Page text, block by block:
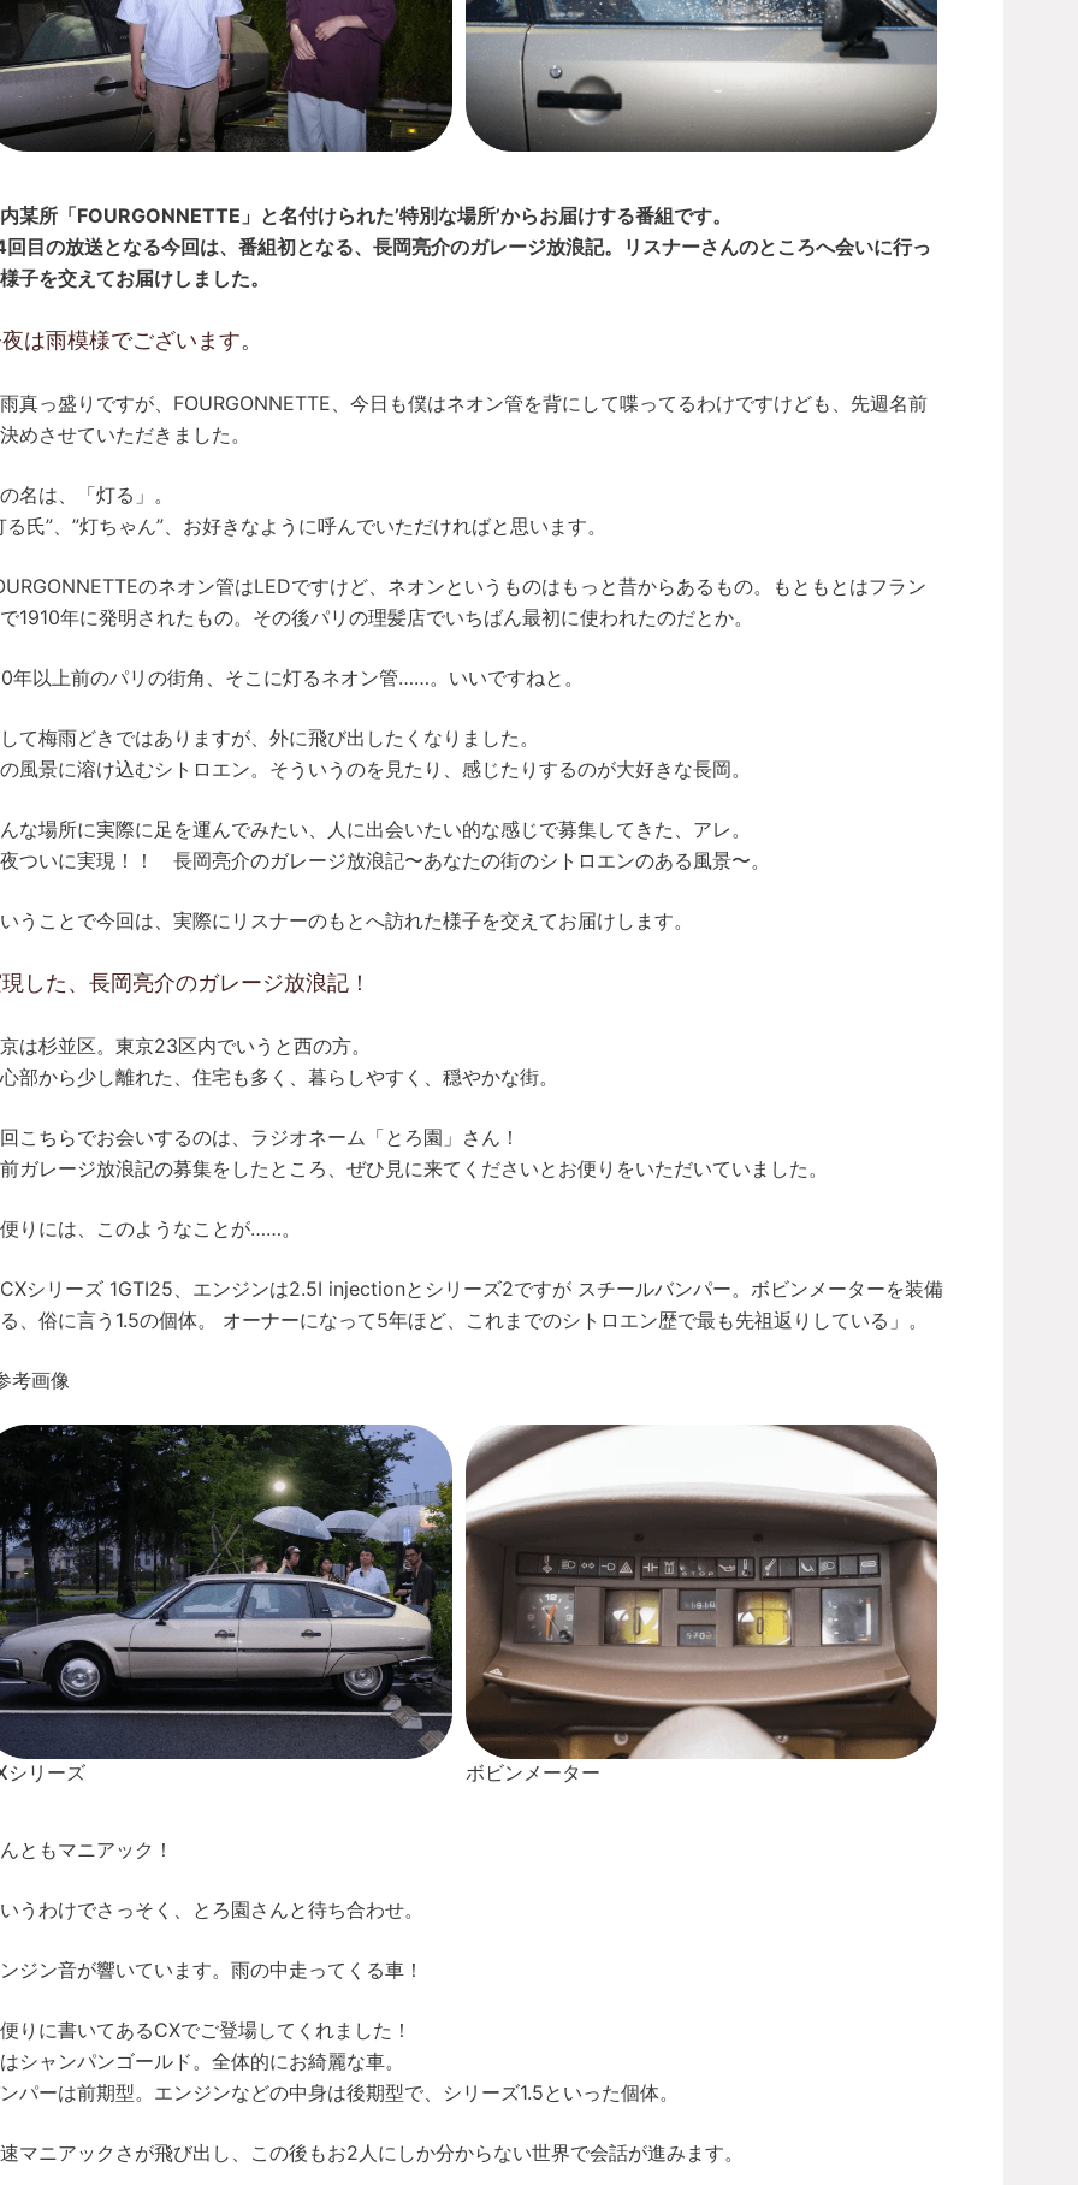
某所「FOURGONNETTE」と名付けられた’特別な場所’からお届けする番組です。
目の放送となる今回は、番組初となる、長岡亮介のガレージ放浪記。リスナーさんのところへ会いに行っ
子を交えてお届けしました。
は雨模様でございます。
真っ盛りですが、FOURGONNETTE、今日も僕はネオン管を背にして喋ってるわけですけども、先週名前
めさせていただきました。
名は、「灯る」。
る氏”、”灯ちゃん”、お好きなように呼んでいただければと思います。
のネオン管はLEDですけど、ネオンというものはもっと昔からあるもの。もともとはフラン
1910年に発明されたもの。その後パリの理髪店でいちばん最初に使われたのだとか。
年以上前のパリの街角、そこに灯るネオン管……。いいですねと。
て梅雨どきではありますが、外に飛び出したくなりました。
風景に溶け込むシトロエン。そういうのを見たり、感じたりするのが大好きな長岡。
な場所に実際に足を運んでみたい、人に出会いたい的な感じで募集してきた、アレ。
ついに実現！！ 長岡亮介のガレージ放浪記〜あなたの街のシトロエンのある風景〜。
うことで今回は、実際にリスナーのもとへ訪れた様子を交えてお届けします。
した、長岡亮介のガレージ放浪記！
は杉並区。東京23区内でいうと西の方。
部から少し離れた、住宅も多く、暮らしやすく、穏やかな街。
こちらでお会いするのは、ラジオネーム「とろ園」さん！
ガレージ放浪記の募集をしたところ、ぜひ見に来てくださいとお便りをいただいていました。
りには、このようなことが……。
シリーズ 1GTI25、エンジンは2.5I injectionとシリーズ2ですが スチールバンパー。ボビンメーターを装備
、俗に言う1.5の個体。 オーナーになって5年ほど、これまでのシトロエン歴で最も先祖返りしている」。
考画像
シリーズ ボビンメーター
ともマニアック！
うわけでさっそく、とろ園さんと待ち合わせ。
ジン音が響いています。雨の中走ってくる車！
りに書いてあるCXでご登場してくれました！
シャンパンゴールド。全体的にお綺麗な車。
パーは前期型。エンジンなどの中身は後期型で、シリーズ1.5といった個体。
マニアックさが飛び出し、この後もお2人にしか分からない世界で会話が進みます。